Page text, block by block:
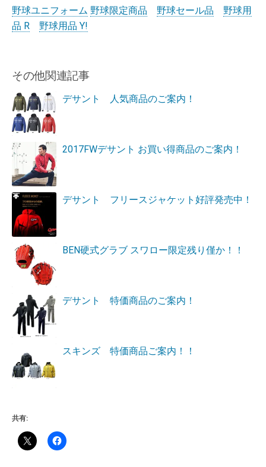
野球ユニフォーム 野球限定商品 野球セール品
野球用
品 R
野球用品 Y!
その他関連記事
デサント 人気商品のご案内！
2017FWデサント お買い得商品のご案内！
デサント フリースジャケット好評発売中！
BEN硬式グラブ スワロー限定残り僅か！！
デサント 特価商品のご案内！
スキンズ 特価商品ご案内！！
共有: